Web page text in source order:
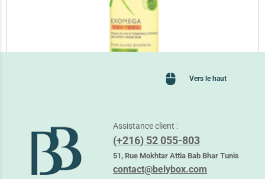
ADERMA EXOMEGA HUILE CONTROL 200ML
36,500TND
Vers le haut
Assistance client :
(+216) 52 055-803
51, Rue Mokhtar Attia Bab Bhar Tunis
contact@belybox.com